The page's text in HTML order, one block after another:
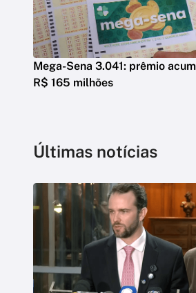
Mega-Sena 3.041: prêmio
R$ 165 milhões
Últimas notícias